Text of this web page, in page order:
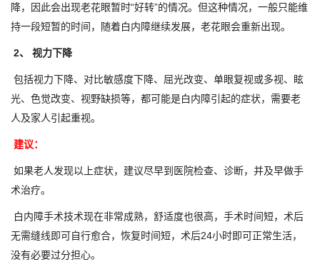
降，因此会出现老花眼暂时“好转”的情况。但这种情况，一般只能维
持一段短暂的时间，随着白内障继续发展，老花眼会重新出现。
2、 视力下降
包括视力下降、对比敏感度下降、屈光改变、单眼复视或多视、眩
光、色觉改变、视野缺损等，都可能是白内障引起的症状，需要老
人及家人引起重视。
建议：
如果老人发现以上症状，建议尽早到医院检查、诊断，并及早做手
术治疗。
白内障手术技术现在非常成熟，舒适度也很高，手术时间短，术后
无需缝线即可自行愈合，恢复时间短，术后24小时即可正常生活，
没有必要过分担心。